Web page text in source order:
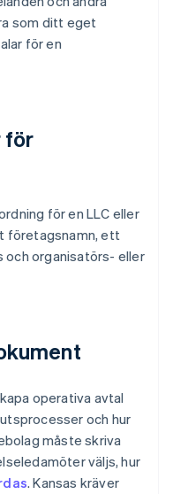
som ditt eget
för en
för
för en LLC eller
företagsnamn, ett
och organisatörs- eller
operativa avtal
och hur
måste skriva
väljs, hur
. Kansas kräver